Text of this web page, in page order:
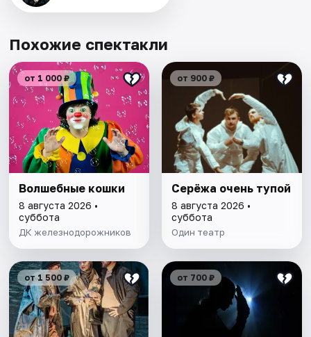
Похожие спектакли
от 1 000 ₽
Волшебные кошки
8 августа 2026 •
суббота
ДК железнодорожников
от 900 ₽
Серёжа очень тупой
8 августа 2026 •
суббота
Один театр
от 1 500 ₽ от 700 ₽